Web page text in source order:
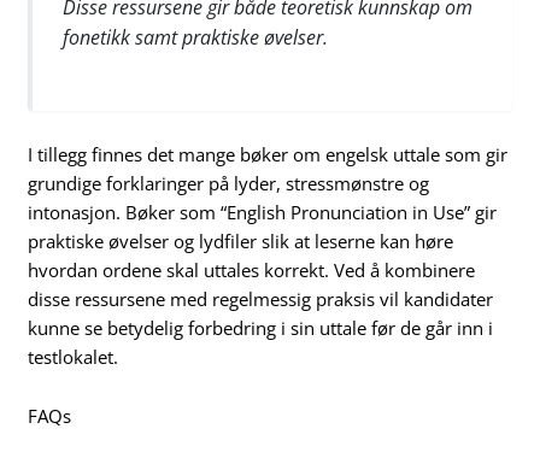
Disse ressursene gir både teoretisk kunnskap om
fonetikk samt praktiske øvelser.
I tillegg finnes det mange bøker om engelsk uttale som gir
grundige forklaringer på lyder, stressmønstre og
intonasjon. Bøker som “English Pronunciation in Use” gir
praktiske øvelser og lydfiler slik at leserne kan høre
hvordan ordene skal uttales korrekt. Ved å kombinere
disse ressursene med regelmessig praksis vil kandidater
kunne se betydelig forbedring i sin uttale før de går inn i
testlokalet.
FAQs